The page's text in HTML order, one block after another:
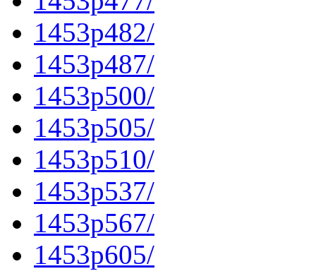
1453p482/
1453p487/
1453p500/
1453p505/
1453p510/
1453p537/
1453p567/
1453p605/